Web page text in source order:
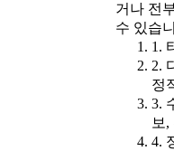
거나 전
수 있습
1.
2.
정
3.
보,
4.